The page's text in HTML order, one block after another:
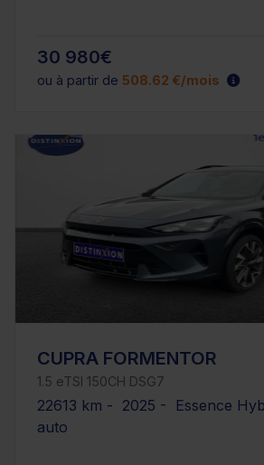
30 980€
ou à partir de 508.62 €/mois
CUPRA FORMENTOR
1.5 eTSI 150CH DSG7
22613 km - 2025 - Essence
auto